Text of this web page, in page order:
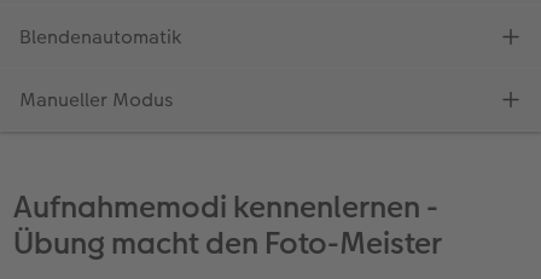
Aufnahmemodi kennenlernen -
Übung macht den Foto-Meister